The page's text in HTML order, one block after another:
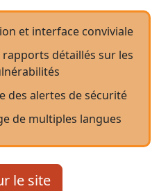
et interface conviviale
détaillés sur les
des alertes de sécurité
de multiples langues
le site